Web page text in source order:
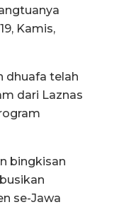
Kamis,
dhuafa telah
dari Laznas
bingkisan
se-Jawa